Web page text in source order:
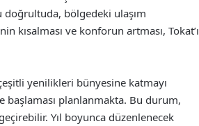
doğrultuda, bölgedeki ulaşım
kısalması ve konforun artması, Tokat’ı
yenilikleri bünyesine katmayı
başlaması planlanmakta. Bu durum,
Yıl boyunca düzenlenecek